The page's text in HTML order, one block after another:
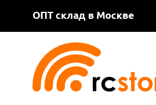
ОПТ склад в Москве